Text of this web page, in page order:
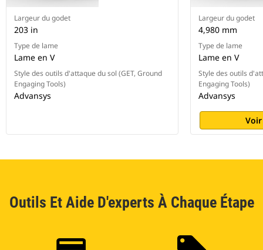
Largeur du godet
203 in
Type de lame
Lame en V
Style des outils d'attaque du sol (GET, Ground
Engaging Tools)
Advansys
Largeur du godet
4,980 mm
Type de lame
Lame en V
Style des outils
Engaging Tools)
Advansys
Outils Et Aide D'experts À Chaque Étape